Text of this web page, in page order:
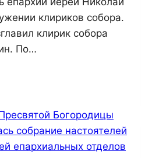
клириков собора.
клирик собора
По…